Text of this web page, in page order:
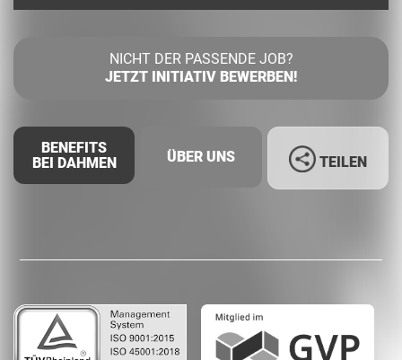
NICHT DER PASSENDE JOB?
JETZT INITIATIV BEWERBEN!
BENEFITS
BEI DAHMEN
ÜBER UNS TEILEN